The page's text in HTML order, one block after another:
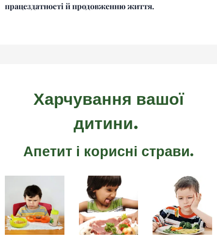
працездатності й продовженню життя.
Харчування вашої
дитини.
Апетит і корисні страви.